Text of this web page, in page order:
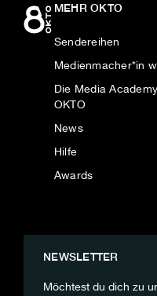
MEHR OKTO
Sendereihen
Medienmacher*in
Die Media
OKTO
News
Hilfe
Awards
NEWSLETTER
Möchtest du dich zu